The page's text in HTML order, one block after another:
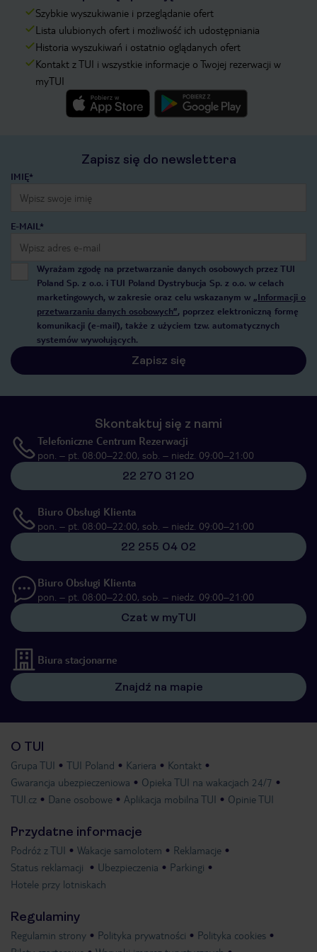
Szybkie wyszukiwanie i przeglądanie ofert
Lista ulubionych ofert i możliwość ich udostępniania
Historia wyszukiwań i ostatnio oglądanych ofert
Kontakt z TUI i wszystkie informacje o Twojej rezerwacji w
myTUI
Zapisz się do newslettera
IMIĘ*
E-MAIL*
Wyrażam zgodę na przetwarzanie danych osobowych przez TUI
Poland Sp. z o.o. i TUI Poland Dystrybucja Sp. z o.o. w celach
marketingowych, w zakresie oraz celu wskazanym w „Informacji o
przetwarzaniu danych osobowych”, poprzez elektroniczną formę
komunikacji (e-mail), także z użyciem tzw. automatycznych
systemów wywołujących.
Zapisz się
Skontaktuj się z nami
Telefoniczne Centrum Rezerwacji
pon. – pt. 08:00–22:00, sob. – niedz. 09:00–21:00
22 270 31 20
Biuro Obsługi Klienta
pon. – pt. 08:00–22:00, sob. – niedz. 09:00–21:00
22 255 04 02
Biuro Obsługi Klienta
pon. – pt. 08:00–22:00, sob. – niedz. 09:00–21:00
Czat w myTUI
Biura stacjonarne
Znajdź na mapie
O TUI
Grupa TUI TUI Poland Kariera
Kontakt
Gwarancja ubezpieczeniowa
Opieka TUI na wakacjach 24/7
TUI.cz
Dane osobowe Aplikacja mobilna TUI Opinie TUI
Przydatne informacje
Podróż z TUI Wakacje samolotem
Reklamacje
Status reklamacji
Ubezpieczenia
Parkingi
Hotele przy lotniskach
Regulaminy
Regulamin strony Polityka prywatności
Polityka cookies